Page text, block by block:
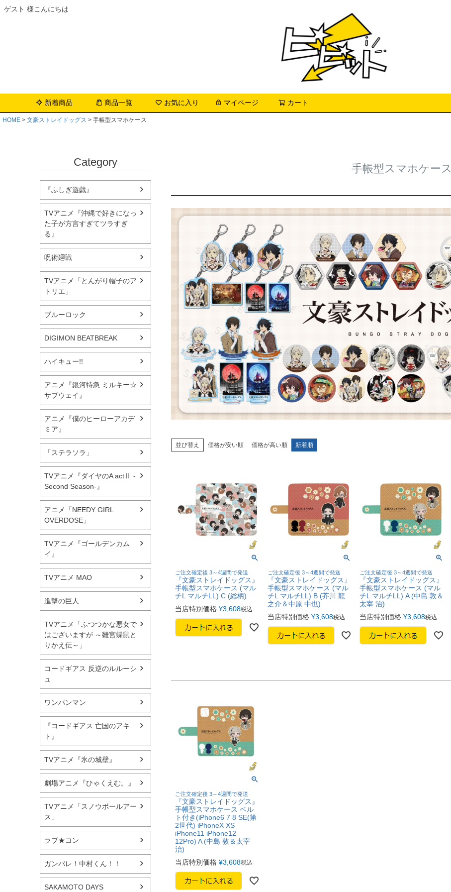
ゲスト 様こんにちは
新着商品 商品一覧 お気に入り マイページ カート
HOME 文豪ストレイドッグス 手帳型スマホケース
Category
『ふしぎ遊戯』
TVアニメ『沖縄で好きになっ
た子が方言すぎてツラすぎ
る』
呪術廻戦
TVアニメ「とんがり帽子のア
トリエ」
ブルーロック
DIGIMON BEATBREAK
ハイキュー!!
アニメ『銀河特急 ミルキー☆
サブウェイ』
アニメ『僕のヒーローアカデ
ミア』
「ステラソラ」
TVアニメ『ダイヤのA actⅡ -
Second Season-』
アニメ「NEEDY GIRL
OVERDOSE」
TVアニメ『ゴールデンカム
イ』
TVアニメ MAO
進撃の巨人
TVアニメ「ふつつかな悪女で
はございますが ～雛宮蝶鼠と
りかえ伝～」
コードギアス 反逆のルルーシ
ュ
ワンパンマン
『コードギアス 亡国のアキ
ト』
TVアニメ『氷の城壁』
劇場アニメ『ひゃくえむ。』
TVアニメ「スノウボールアー
ス」
ラブ★コン
ガンバレ！中村くん！！
SAKAMOTO DAYS
手帳型スマホケース
並び替え 価格が安い順 価格が高い順 新着順
ご注文確定後 3～4週間で発送
『文豪ストレイドッグス』
手帳型スマホケース (マル
チL マルチLL) C (総柄)
当店特別価格 ¥3,608税込
ご注文確定後 3～4週間で発送
『文豪ストレイドッグス』
手帳型スマホケース (マル
チL マルチLL) B (芥川 龍
之介＆中原 中也)
当店特別価格 ¥3,608税込
ご注文確定後 3～4週間で発送
『文豪ストレイドッグス』
手帳型スマホケース (マル
チL マルチLL) A (中島 敦＆
太宰 治)
当店特別価格 ¥3,608税込
ご注文確定後 3～4週間で発送
『文豪ストレイドッグス』
手帳型スマホケース ベル
ト付き(iPhone6 7 8 SE(第
2世代) iPhoneX XS
iPhone11 iPhone12
12Pro) A (中島 敦＆太宰
治)
当店特別価格 ¥3,608税込